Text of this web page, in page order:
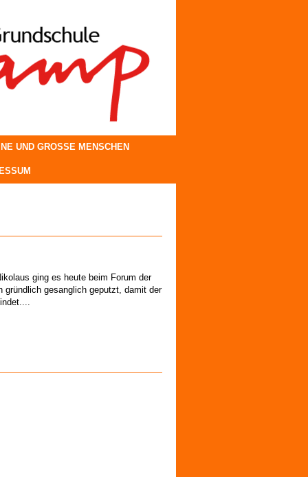
UND GROSSE MENSCHEN
ging es heute beim Forum der
gesanglich geputzt, damit der